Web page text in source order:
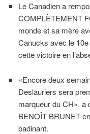
Le Canadien a
COMPLÈTEMENT
monde et sa mère
Canucks avec le
cette victoire en
«Encore deux
Deslauriers sera
marqueur du CH», a
BENOÎT BRUNET en
badinant.